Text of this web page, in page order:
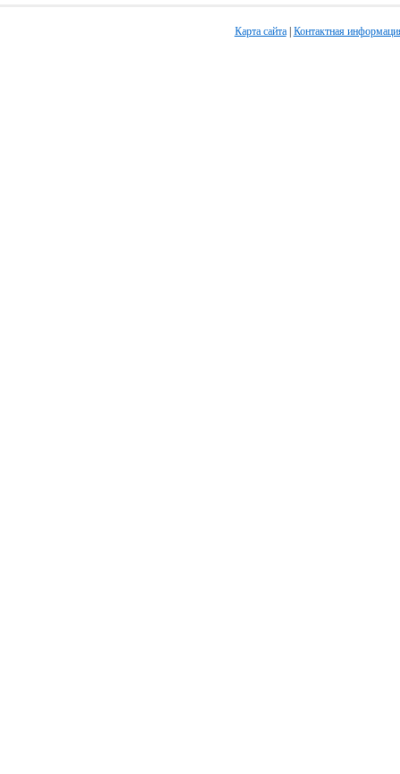
Карта сайта| Контактная